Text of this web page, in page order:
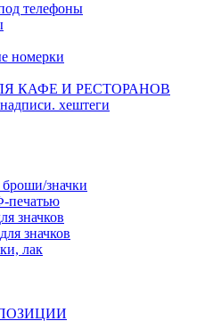
телефоны
номерки
КАФЕ И РЕСТОРАНОВ
хештеги
значки
печатью
значков
значков
лак